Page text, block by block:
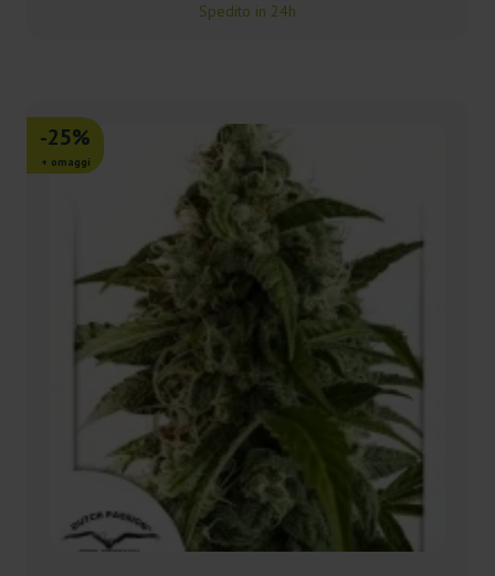
Spedito in 24h
-25%
+ omaggi